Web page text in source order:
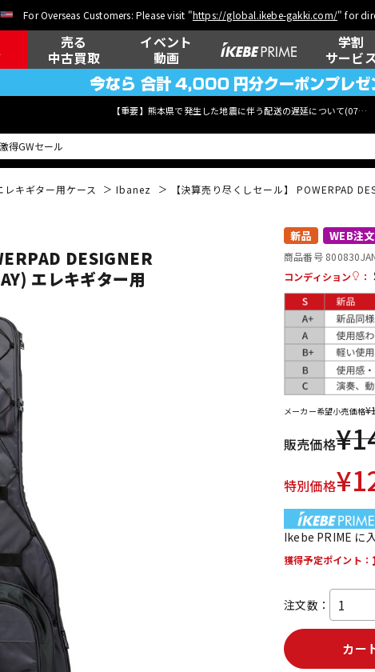
For Overseas Customers: Please visit "https://global.ikebe-gakki.com/" for
売る
中古買取
イベント
動画
学割
サービ
【重要】熊本県で発生した地震に伴う配送の遅延について(07月29日
ウクレレ
その他楽器
レコーデ
グ機器
ンテージ
レキギター用ケース Ibanez 【決算売り尽くしセール】 POWERPAD
DESIGNER
エレキギター用
新品 WEB注
商品番号 800830
コンディション
：
メーカー希望小売価格¥
販売価格¥
特別価格¥
Ikebe PRIME に
獲得予定ポイント：
注文数：
カー